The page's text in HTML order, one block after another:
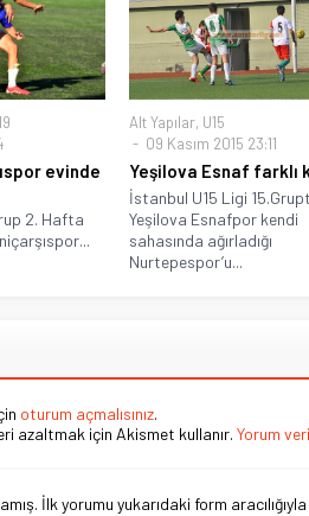
evinde
2. Hafta
Alt Yapılar, U15
09 Kasım 2015 23:11
Yeşilova Esnaf farklı
İstanbul U15 Ligi
Yeşilova Esnafpor kendi
sahasında ağırladığı
Nurtepespor’u...
oturum açmalısınız.
azaltmak için Akismet kullanır. Yorum
İlk yorumu yukarıdaki form